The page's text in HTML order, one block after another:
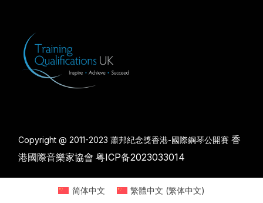
Copyright @ 2011-2023 蕭邦紀念獎香港-國際鋼琴公開賽香
港國際音樂家協會 粤ICP备2023033014
简体中文 繁體中文 (繁体中文)